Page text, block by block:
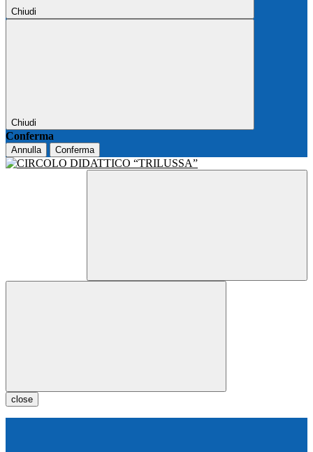
Chiudi
Chiudi
Conferma
Annulla Conferma
close